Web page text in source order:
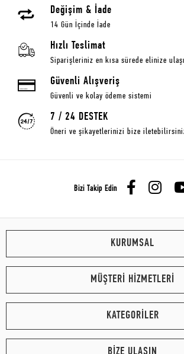
Değişim & İade
14 Gün İçinde İade
Hızlı Teslimat
Siparişleriniz en kısa sürede elinize
Güvenli Alışveriş
Güvenli ve kolay ödeme sistemi
7 / 24 DESTEK
Öneri ve şikayetlerinizi bize
Bizi Takip Edin
KURUMSAL
MÜŞTERİ HİZMETLERİ
KATEGORİLER
BİZE ULAŞIN